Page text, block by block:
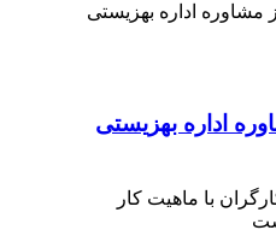
اداره بهزیستی